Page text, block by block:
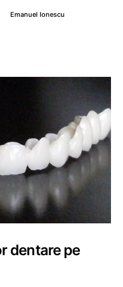
Emanuel Ionescu
dentare pe